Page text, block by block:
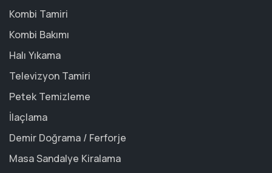
Kombi Tamiri
Kombi Bakımı
Halı Yıkama
Televizyon Tamiri
Petek Temizleme
İlaçlama
Demir Doğrama / Ferforje
Masa Sandalye Kiralama